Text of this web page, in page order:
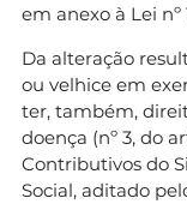
em anexo à Lei nº
Da alteração
ou velhice em
ter, também,
doença (nº 3, do
Contributivos do
Social, aditado